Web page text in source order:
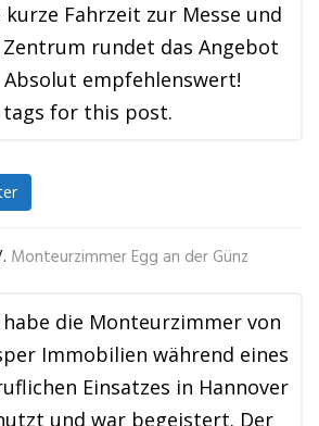
kurze Fahrzeit zur Messe und
Zentrum rundet das Angebot
Absolut empfehlenswert!
tags for this post.
Monteurzimmer Egg an der Günz
habe die Monteurzimmer von
Immobilien während eines
Einsatzes in Hannover
und war begeistert. Der